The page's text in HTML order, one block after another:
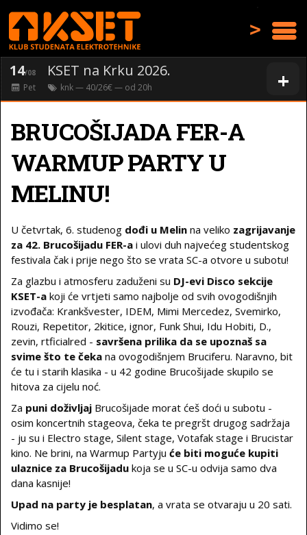
>
+
14/08 KSET na Krku 2026.
Pet knk— 40/26€ — od 20h
BRUCOŠIJADA FER-A
WARMUP PARTY U
MELINU!
U četvrtak, 6. studenog dođi u Melin na veliko zagrijavanje
za 42. Brucošijadu FER-a i ulovi duh najvećeg studentskog
festivala čak i prije nego što se vrata SC-a otvore u subotu!
Za glazbu i atmosferu zaduženi su DJ-evi Disco sekcije
KSET-a koji će vrtjeti samo najbolje od svih ovogodišnjih
izvođača: Krankšvester, IDEM, Mimi Mercedez, Svemirko,
Rouzi, Repetitor, 2kitice, ignor, Funk Shui, Idu Hobiti, D.,
zevin, rtficialred - savršena prilika da se upoznaš sa
svime što te čeka na ovogodišnjem Bruciferu. Naravno, bit
će tu i starih klasika - u 42 godine Brucošijade skupilo se
hitova za cijelu noć.
Za puni doživljaj Brucošijade morat ćeš doći u subotu -
osim koncertnih stageova, čeka te pregršt drugog sadržaja
- ju su i Electro stage, Silent stage, Votafak stage i Brucistar
kino. Ne brini, na Warmup Partyju će biti moguće kupiti
ulaznice za Brucošijadu koja se u SC-u odvija samo dva
dana kasnije!
Upad na party je besplatan, a vrata se otvaraju u 20 sati.
Vidimo se!